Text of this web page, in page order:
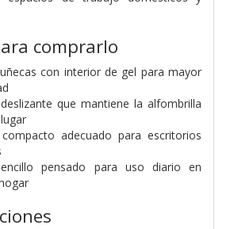
comprarlo
con interior de gel para mayor
que mantiene la alfombrilla
adecuado para escritorios
pensado para uso diario en